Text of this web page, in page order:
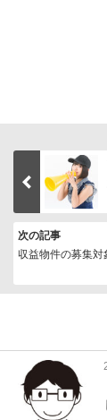
次の記事
収益物件の募集対